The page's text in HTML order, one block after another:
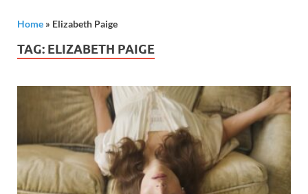
Home » Elizabeth Paige
TAG: ELIZABETH PAIGE